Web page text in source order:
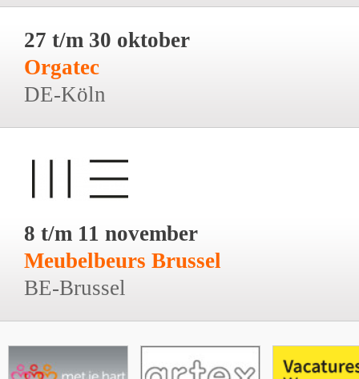
27 t/m 30 oktober
Orgatec
DE-Köln
8 t/m 11 november
Meubelbeurs Brussel
BE-Brussel